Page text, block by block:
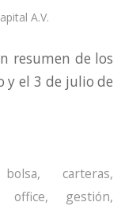
A.V.
resumen de los
y el 3 de julio de
bolsa, carteras,
office, gestión,